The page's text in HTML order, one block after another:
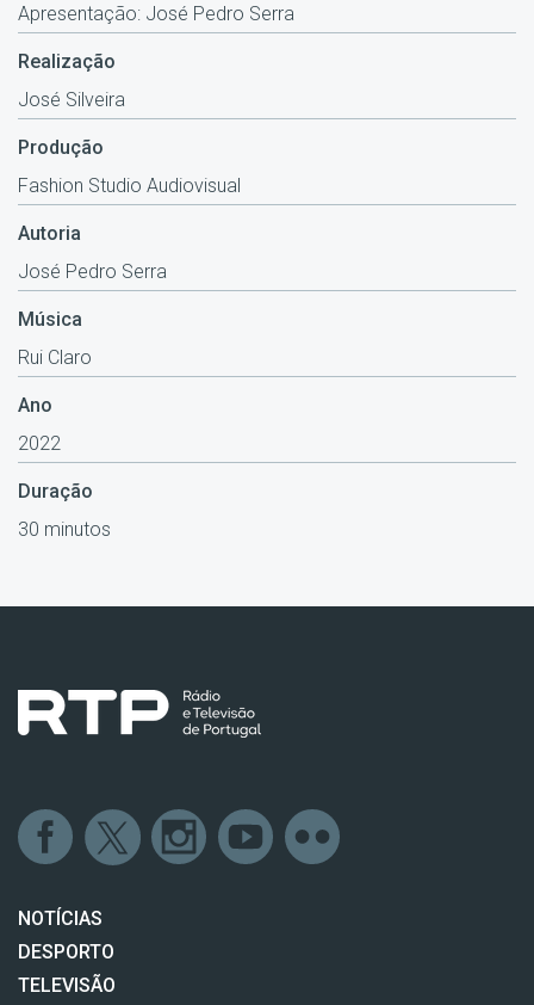
Apresentação: José Pedro Serra
Realização
José Silveira
Produção
Fashion Studio Audiovisual
Autoria
José Pedro Serra
Música
Rui Claro
Ano
2022
Duração
30 minutos
NOTÍCIAS
DESPORTO
TELEVISÃO